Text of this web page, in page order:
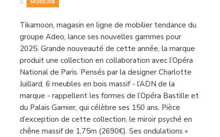
MOBILIER
Tikamoon, magasin en ligne de mobilier tendance du
groupe Adeo, lance ses nouvelles gammes pour
2025. Grande nouveauté de cette année, la marque
produit une collection en collaboration avec l’Opéra
National de Paris. Pensés par la designer Charlotte
Juillard, 6 meubles en bois massif - l’ADN de la
marque - rappellent les formes de l’Opéra Bastille et
du Palais Garnier, qui célèbre ses 150 ans. Pièce
d’exception de cette collection, le miroir psyché en
chêne massif de 1,75m (2690€). Ses ondulations «